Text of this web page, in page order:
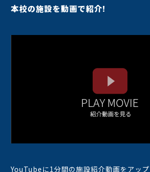
本校の施設を動画で紹介!
YouTubeに1分間の施設紹介動画をアップ